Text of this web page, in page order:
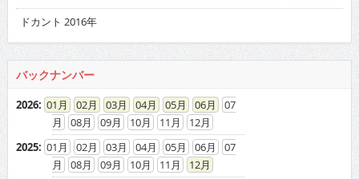
ドカント 2016年
バックナンバー
2026: 01 02 03 04 05 06
07
08
09 10 11
12
2025: 01 02 03 04 05 06
07
08
09 10 11
12